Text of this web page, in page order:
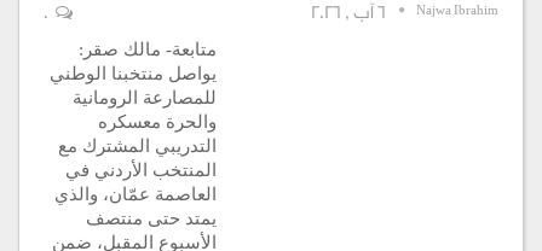
Najwa Ibrahim
0
متابعة- مالك صقر:
يواصل منتخبنا الوطني
للمصارعة الرومانية
والحرة معسكره
التدريبي المشترك مع
المنتخب الأردني في
العاصمة عمّان، والذي
يمتد حتى منتصف
الأسبوع المقبل، ضمن